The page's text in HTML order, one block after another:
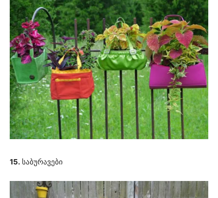
15. საბურავები